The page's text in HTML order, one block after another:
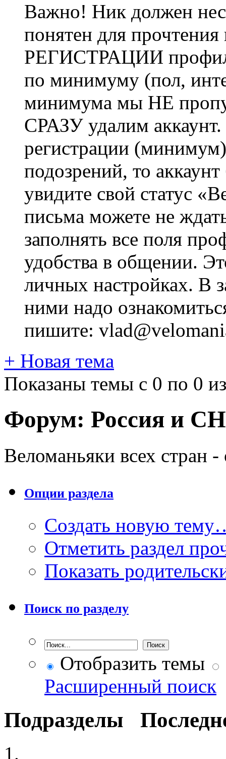
Важно! Ник должен
понятен для
РЕГИСТРАЦИИ профиль
по минимуму (пол,
минимума мы НЕ
СРАЗУ удалим
регистрации
подозрений, то
увидите свой статус
письма можете не
заполнять все поля
удобства в общении.
личных настройках. В
ними надо
пишите:
+ Новая тема
Показаны темы с 0 по 0
Форум: Россия и
Веломаньяки всех стран
Опции раздела
Создать новую
Отметить раздел
Показать
Поиск по разделу
Отобразить темы
Расширенный поиск
Подразделы